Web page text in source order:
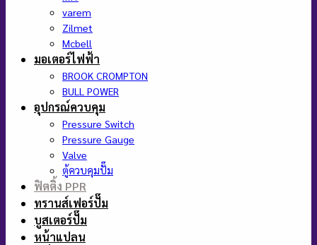
varem
Zilmet
Mcbell
มอเตอร์ไฟฟ้า
BROOK CROMPTON
BULL POWER
อุปกรณ์ควบคุม
Pressure Switch
Pressure Gauge
Valve
ตู้ควบคุมปั๊ม
ฟิตติ้ง PPR
ทรานส์เฟอร์ปั๊ม
บูสเตอร์ปั๊ม
หน้าแปลน